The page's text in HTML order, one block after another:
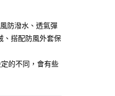
AFTEE先享後
帳。
完成。
取消訂單，請聯
，需透過AFTEE
示為準，若有關於
防潑水、透氣彈
、搭配防風外套保
的不同，會有些